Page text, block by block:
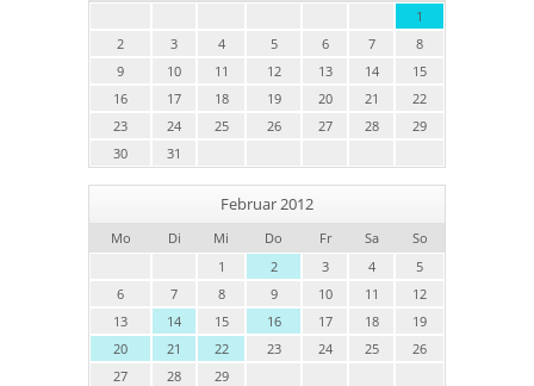
1
2
3 4 5 6 7
8
9
10 11 12 13 14
15
16
17 18 19 20 21
22
23
24 25 26 27 28
29
30
31
Februar 2012
Mo Di Mi Do Fr Sa
So
1
2 3 4
5
6
7 8 9 10 11
12
13
14 15 16 17 18
19
20
21 22 23 24 25
26
27
28 29